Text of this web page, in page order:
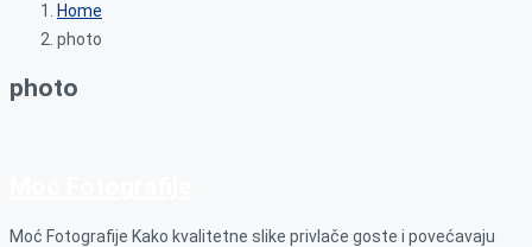
Home
photo
photo
Moć Fotografije Kako kvalitetne slike privlače goste i povećavaju